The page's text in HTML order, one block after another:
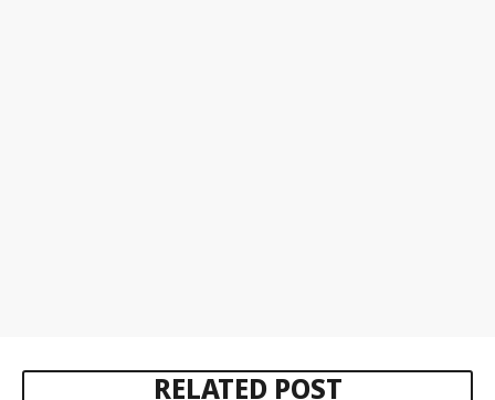
RELATED POST